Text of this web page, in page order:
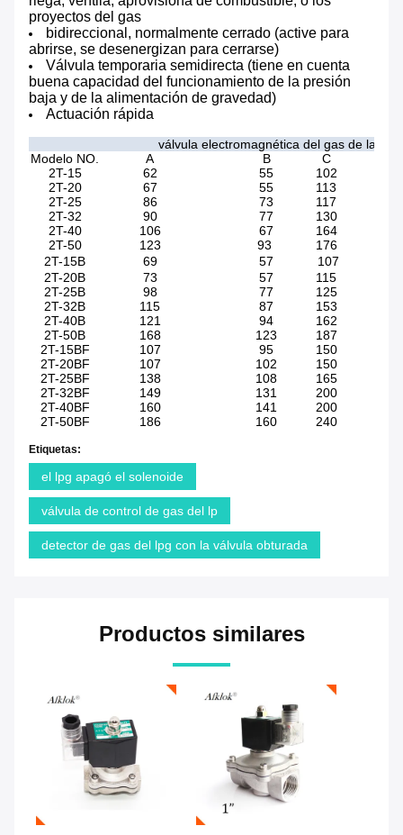
proyectos del gas
bidireccional, normalmente cerrado (active para
abrirse, se desenergizan para cerrarse)
Válvula temporaria semidirecta (tiene en cuenta
buena capacidad del funcionamiento de la presión
baja y de la alimentación de gravedad)
Actuación rápida
válvula electromagnética del gas de la
Modelo NO.
A B C
2T-15
62 55
102
2T-20
67 55
113
2T-25
86 73
117
2T-32
90 77
130
2T-40
106 67 164
2T-50
123 93
176
2T-15B
69 57
107
2T-20B
73 57
115
2T-25B
98 77
125
2T-32B
115 87
153
2T-40B
121 94 162
2T-50B
168 123
187
2T-15BF
107 95
150
2T-20BF
107 102
150
2T-25BF
138 108
165
2T-32BF
149 131
200
2T-40BF
160 141
200
2T-50BF
186 160 240
Etiquetas:
el lpg apagó el solenoide
válvula de control de gas del lp
detector de gas del lpg con la válvula obturada
Productos similares